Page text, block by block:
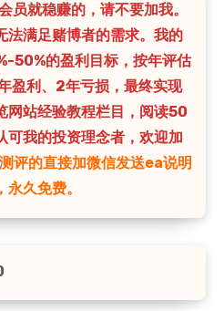
员就稳赚的，请不要加我。
法满足赌博者的需求。我的
50%的盈利目标，按年评估
盈利、2年亏损，最终实现
网站经验教程栏目，阅读50
可我的投资理念者，欢迎加
评的直接加微信发送ea说明
久免费。